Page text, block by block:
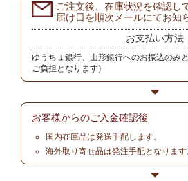
ご注文後、在庫状況を確認し
届け日を順次メールにてお知
お支払い方法
ゆうちょ銀行、山形銀行へのお振込のみ
ご負担となります)
お客様からのご入金確認後
国内在庫品は発送手配します。
海外取り寄せ品は発注手配となります